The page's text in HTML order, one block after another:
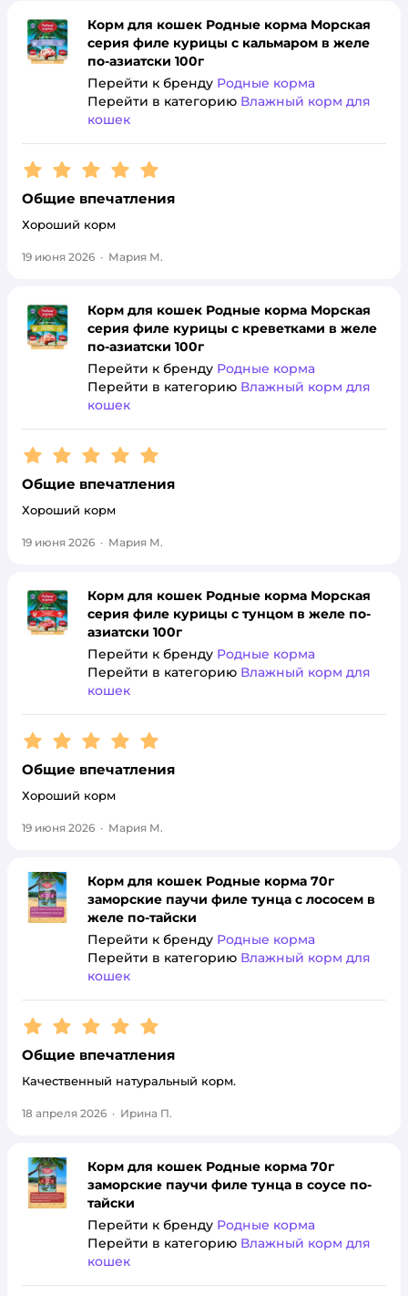
Корм для кошек Родные корма Морская
серия филе курицы с кальмаром в желе
по-азиатски 100г
Перейти к бренду Родные корма
Перейти в категорию Влажный корм для
кошек
Рейтинг:5
Общие впечатления
Хороший корм
19 июня 2026 · Мария М.
Корм для кошек Родные корма Морская
серия филе курицы с креветками в желе
по-азиатски 100г
Перейти к бренду Родные корма
Перейти в категорию Влажный корм для
кошек
Рейтинг:5
Общие впечатления
Хороший корм
19 июня 2026 · Мария М.
Корм для кошек Родные корма Морская
серия филе курицы с тунцом в желе по-
азиатски 100г
Перейти к бренду Родные корма
Перейти в категорию Влажный корм для
кошек
Рейтинг:5
Общие впечатления
Хороший корм
19 июня 2026 · Мария М.
Корм для кошек Родные корма 70г
заморские паучи филе тунца с лососем в
желе по-тайски
Перейти к бренду Родные корма
Перейти в категорию Влажный корм для
кошек
Рейтинг:5
Общие впечатления
Качественный натуральный корм.
18 апреля 2026 · Ирина П.
Корм для кошек Родные корма 70г
заморские паучи филе тунца в соусе по-
тайски
Перейти к бренду Родные корма
Перейти в категорию Влажный корм для
кошек